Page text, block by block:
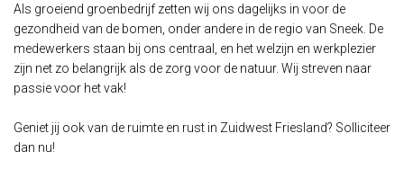
Als groeiend groenbedrijf zetten wij ons dagelijks in voor de
gezondheid van de bomen, onder andere in de regio van Sneek. De
medewerkers staan bij ons centraal, en het welzijn en werkplezier
zijn net zo belangrijk als de zorg voor de natuur. Wij streven naar
passie voor het vak!
Geniet jij ook van de ruimte en rust in Zuidwest Friesland? Solliciteer
dan nu!